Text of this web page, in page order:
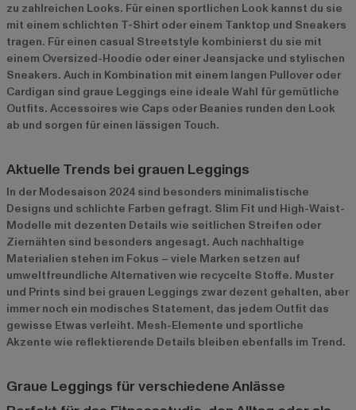
zu zahlreichen Looks. Für einen sportlichen Look kannst du sie
mit einem schlichten T-Shirt oder einem Tanktop und Sneakers
tragen. Für einen casual Streetstyle kombinierst du sie mit
einem Oversized-Hoodie oder einer Jeansjacke und stylischen
Sneakers. Auch in Kombination mit einem langen Pullover oder
Cardigan sind graue Leggings eine ideale Wahl für gemütliche
Outfits. Accessoires wie Caps oder Beanies runden den Look
ab und sorgen für einen lässigen Touch.
Aktuelle Trends bei grauen Leggings
In der Modesaison 2024 sind besonders minimalistische
Designs und schlichte Farben gefragt. Slim Fit und High-Waist-
Modelle mit dezenten Details wie seitlichen Streifen oder
Ziernähten sind besonders angesagt. Auch nachhaltige
Materialien stehen im Fokus – viele Marken setzen auf
umweltfreundliche Alternativen wie recycelte Stoffe. Muster
und Prints sind bei grauen Leggings zwar dezent gehalten, aber
immer noch ein modisches Statement, das jedem Outfit das
gewisse Etwas verleiht. Mesh-Elemente und sportliche
Akzente wie reflektierende Details bleiben ebenfalls im Trend.
Graue Leggings für verschiedene Anlässe